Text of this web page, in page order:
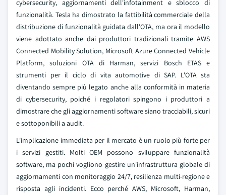
cybersecurity, aggiornamenti dell'infotainment e sblocco di
funzionalità. Tesla ha dimostrato la fattibilità commerciale della
distribuzione di funzionalità guidata dall'OTA, ma ora il modello
viene adottato anche dai produttori tradizionali tramite AWS
Connected Mobility Solution, Microsoft Azure Connected Vehicle
Platform, soluzioni OTA di Harman, servizi Bosch ETAS e
strumenti per il ciclo di vita automotive di SAP. L'OTA sta
diventando sempre più legato anche alla conformità in materia
di cybersecurity, poiché i regolatori spingono i produttori a
dimostrare che gli aggiornamenti software siano tracciabili, sicuri
e sottoponibili a audit.
L'implicazione immediata per il mercato è un ruolo più forte per
i servizi gestiti. Molti OEM possono sviluppare funzionalità
software, ma pochi vogliono gestire un'infrastruttura globale di
aggiornamenti con monitoraggio 24/7, resilienza multi-regione e
risposta agli incidenti. Ecco perché AWS, Microsoft, Harman,